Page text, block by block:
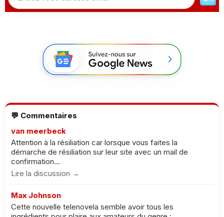
💬 Commentaires
van meerbeck
Attention à la résiliation car lorsque vous faites la
démarche de résiliation sur leur site avec un mail de
confirmation...
Lire la discussion →
Max Johnson
Cette nouvelle telenovela semble avoir tous les